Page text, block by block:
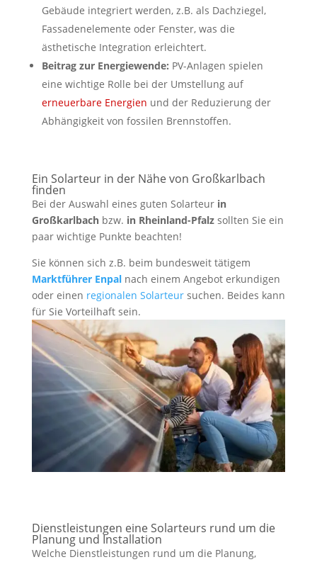
Gebäude integriert werden, z.B. als Dachziegel,
Fassadenelemente oder Fenster, was die
ästhetische Integration erleichtert.
Beitrag zur Energiewende: PV-Anlagen spielen
eine wichtige Rolle bei der Umstellung auf
erneuerbare Energien und der Reduzierung der
Abhängigkeit von fossilen Brennstoffen.
Ein Solarteur in der Nähe von Großkarlbach
finden
Bei der Auswahl eines guten Solarteur in
Großkarlbachbzw. in Rheinland-Pfalz sollten Sie ein
paar wichtige Punkte beachten!
Sie können sich z.B. beim bundesweit tätigem
Marktführer Enpalnach einem Angebot erkundigen
oder einen regionalen Solarteursuchen. Beides kann
für Sie Vorteilhaft sein.
Dienstleistungen eine Solarteurs rund um die
Planung und Installation
Welche Dienstleistungen rund um die Planung,